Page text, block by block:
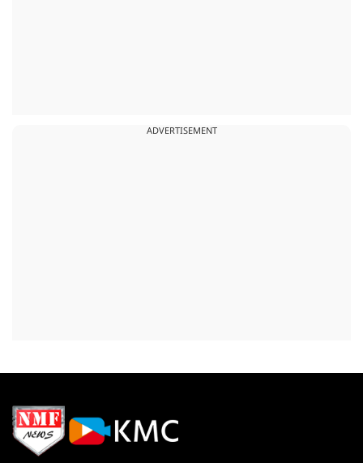
ADVERTISEMENT